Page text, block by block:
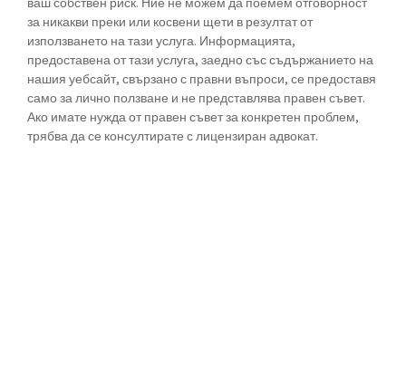
за никакви преки или косвени щети в резултат от
използването на тази услуга. Информацията,
предоставена от тази услуга, заедно със съдържанието на
нашия уебсайт, свързано с правни въпроси, се предоставя
само за лично ползване и не представлява правен съвет.
Ако имате нужда от правен съвет за конкретен проблем,
трябва да се консултирате с лицензиран адвокат.